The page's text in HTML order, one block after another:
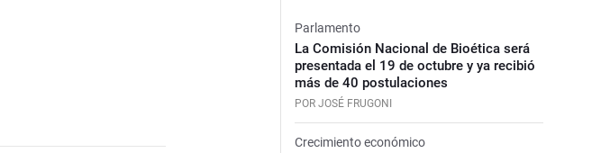
Parlamento
La Comisión Nacional de Bioética será
presentada el 19 de octubre y ya recibió
más de 40 postulaciones
POR JOSÉ FRUGONI
Crecimiento económico